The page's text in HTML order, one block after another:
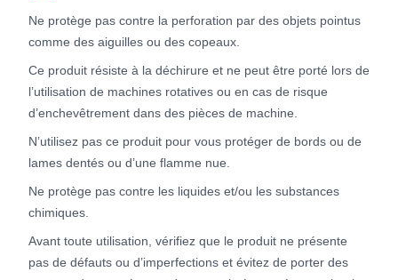
Ne protège pas contre la perforation par des objets pointus
comme des aiguilles ou des copeaux.
Ce produit résiste à la déchirure et ne peut être porté lors de
l’utilisation de machines rotatives ou en cas de risque
d’enchevêtrement dans des pièces de machine.
N’utilisez pas ce produit pour vous protéger de bords ou de
lames dentés ou d’une flamme nue.
Ne protège pas contre les liquides et/ou les substances
chimiques.
Avant toute utilisation, vérifiez que le produit ne présente
pas de défauts ou d’imperfections et évitez de porter des